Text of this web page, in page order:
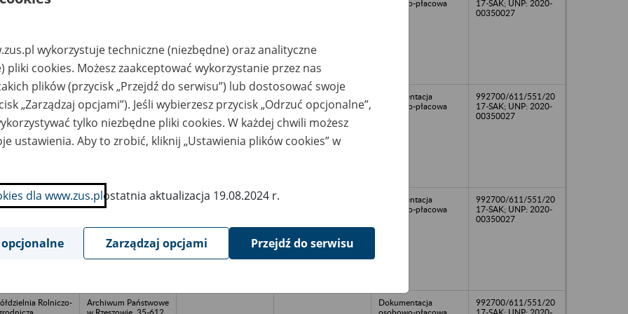
mail:
archiwum@rzeszow.a
p.gov.pl
osobowo-płacowa
17-SAK; UNP: 2020-
00350027
w Lublinie
Archiwum Państwowe
w Rzeszowie, 35-612
Rzeszów, ul.
Warneńczyka 57; tel.:
(17) 230-48-08, fax:
(17) 230-48-28, e-
Dokumentacja
osobowo-płacowa
992700/611/551/20
17-SAK; UNP: 2020-
00350027
Spółdzielnia
Archiwum Państwowe
w Rzeszowie, 35-612
Warneńczyka 57; tel.:
(17) 230-48-08, fax:
(17) 230-48-28, e-
mail:
Dokumentacja
osobowo-płacowa
992700/611/551/20
17-SAK; UNP: 2020-
00350027
Rolniczo-
Archiwum Państwowe
Dokumentacja
992700/611/551/20
wykorzystuje techniczne (niezbędne) oraz analityczne
pliki cookies. Możesz zaakceptować wykorzystanie przez nas
plików (przycisk „Przejdź do serwisu”) lub dostosować swoje
„Zarządzaj opcjami”). Jeśli wybierzesz przycisk „Odrzuć opcjonalne”,
tylko niezbędne pliki cookies. W każdej chwili możesz
ustawienia. Aby to zrobić, kliknij „Ustawienia plików cookies” w
dla www.zus.plostatnia aktualizacja 19.08.2024 r.
Zarządzaj opcjami Przejdź do serwisu